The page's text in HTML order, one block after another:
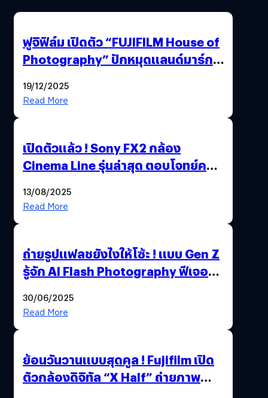
ฟูจิฟิล์ม เปิดตัว “FUJIFILM House of
Photography” ปักหมุดแลนด์มาร์ก
19/12/2025
Read More
เปิดตัวแล้ว ! Sony FX2 กล้อง
Cinema Line รุ่นล่าสุด ตอบโจทย์ครี
13/08/2025
Read More
ถ่ายรูปแฟลชยังไงให้โซ้ะ ! แบบ Gen Z
รู้จัก AI Flash Photography ฟีเจอร์
30/06/2025
Read More
ย้อนวันวานแบบสุดคูล ! Fujifilm เปิด
ตัวกล้องดิจิทัล “X Half” ถ่ายภาพ